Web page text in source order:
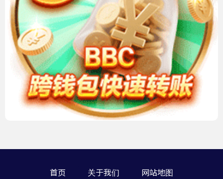
首页 关于我们 网站地图